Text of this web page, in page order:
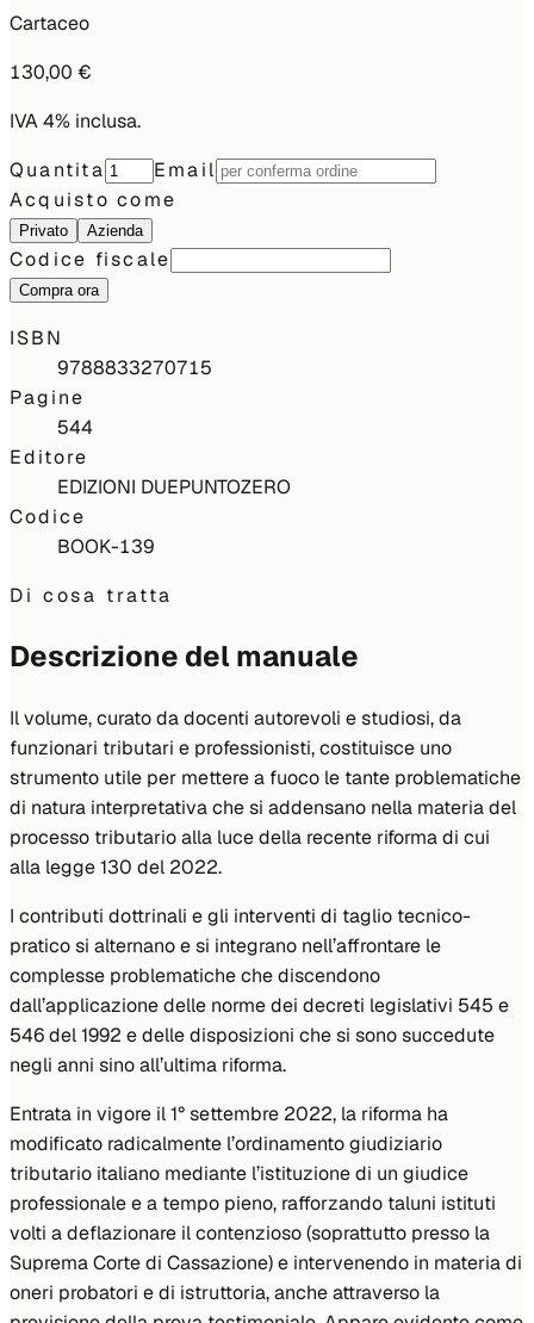
Cartaceo
130,00 €
IVA 4% inclusa.
Quantita
Email
Acquisto come
Privato Azienda
Codice fiscale
Compra ora
ISBN
9788833270715
Pagine
544
Editore
EDIZIONI DUEPUNTOZERO
Codice
BOOK-139
Di cosa tratta
Descrizione del manuale
Il volume, curato da docenti autorevoli e studiosi, da
funzionari tributari e professionisti, costituisce uno
strumento utile per mettere a fuoco le tante problematiche
di natura interpretativa che si addensano nella materia del
processo tributario alla luce della recente riforma di cui
alla legge 130 del 2022.
I contributi dottrinali e gli interventi di taglio tecnico-
pratico si alternano e si integrano nell’affrontare le
complesse problematiche che discendono
dall’applicazione delle norme dei decreti legislativi 545 e
546 del 1992 e delle disposizioni che si sono succedute
negli anni sino all’ultima riforma.
Entrata in vigore il 1° settembre 2022, la riforma ha
modificato radicalmente l’ordinamento giudiziario
tributario italiano mediante l’istituzione di un giudice
professionale e a tempo pieno, rafforzando taluni istituti
volti a deflazionare il contenzioso (soprattutto presso la
Suprema Corte di Cassazione) e intervenendo in materia di
oneri probatori e di istruttoria, anche attraverso la